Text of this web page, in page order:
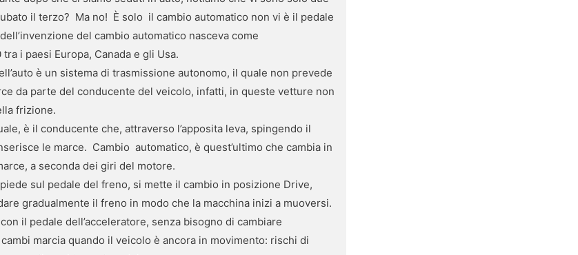
il terzo? Ma no! È solo il cambio automatico non vi è il pedale
del cambio automatico nasceva come
i paesi Europa, Canada e gli Usa.
è un sistema di trasmissione autonomo, il quale non prevede
da parte del conducente del veicolo, infatti, in queste vetture non
frizione.
è il conducente che, attraverso l’apposita leva, spingendo il
le marce. Cambio automatico, è quest’ultimo che cambia in
a seconda dei giri del motore.
sul pedale del freno, si mette il cambio in posizione Drive,
gradualmente il freno in modo che la macchina inizi a muoversi.
il pedale dell’acceleratore, senza bisogno di cambiare
marcia quando il veicolo è ancora in movimento: rischi di